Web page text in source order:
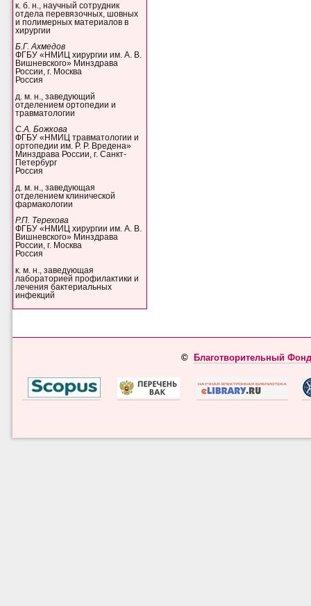
к. б. н., научный сотрудник
отдела перевязочных, шовных
и полимерных материалов в
хирургии
Б.Г. Ахмедов
ФГБУ «НМИЦ хирургии им. А. В.
Вишневского» Минздрава
России, г. Москва
Россия
д. м. н., заведующий
отделением ортопедии и
травматологии
С.А. Божкова
ФГБУ «НМИЦ травматологии и
ортопедии им. Р. Р. Вредена»
Минздрава России, г. Санкт-
Петербург
Россия
д. м. н., заведующая
отделением клинической
фармакологии
Р.П. Терехова
ФГБУ «НМИЦ хирургии им. А. В.
Вишневского» Минздрава
России, г. Москва
Россия
к. м. н., заведующая
лабораторией профилактики и
лечения бактериальных
инфекций
© Благотворительный